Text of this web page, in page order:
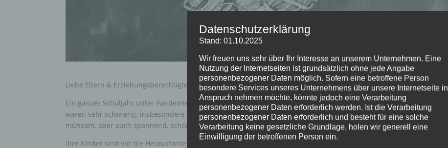
Liebe Eltern & Erziehungsberechtigte!
Ein ganzes Schuljahr unter Pandemiebedingungen haben wir nun gemeinsam verbracht und erlebt. Die Zeiten
waren sehr schwierig, insbesondere für Ihre Kinder und auch Sie als Familien. Manchmal war es anstrengend und
mühsam, aber auch spannend, schön und interessant.
Ihre Kinder sind vor die Herausforderung gestellt worden, von einem Tag auf den anderen in Distanz am Unterricht
Datenschutzerklärung
Stand: 01.10.2025
Wir freuen uns sehr über Ihr Interesse an unserem Unternehmen. Eine
Nutzung der Internetseiten ist grundsätzlich ohne jede Angabe
personenbezogener Daten möglich. Sofern eine betroffene Person
besondere Services unseres Unternehmens über unsere Internetseite in
Anspruch nehmen möchte, könnte jedoch eine Verarbeitung
personenbezogener Daten erforderlich werden. Ist die Verarbeitung
personenbezogener Daten erforderlich und besteht für eine solche
Verarbeitung keine gesetzliche Grundlage, holen wir generell eine
Einwilligung der betroffenen Person ein.